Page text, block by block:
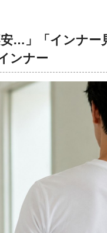
安…」「インナー
ンナー